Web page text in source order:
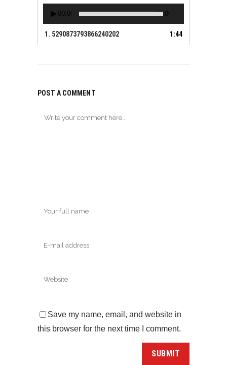
00:00 00:00
1. 5290873793866240202 1:44
POST A COMMENT
Save my name, email, and website in
this browser for the next time I comment.